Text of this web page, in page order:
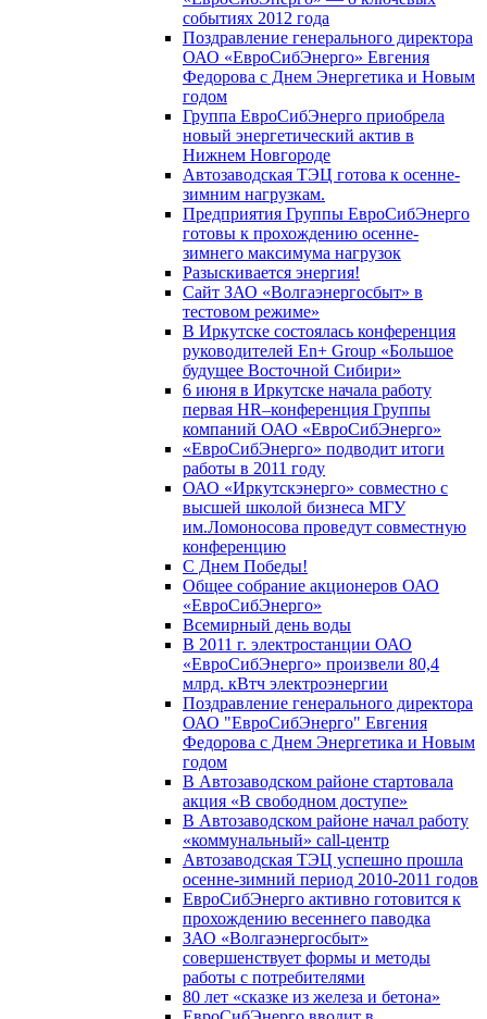
событиях 2012 года
Поздравление генерального директора
ОАО «ЕвроСибЭнерго» Евгения
Федорова с Днем Энергетика и Новым
годом
Группа ЕвроСибЭнерго приобрела
новый энергетический актив в
Нижнем Новгороде
Автозаводская ТЭЦ готова к осенне-
зимним нагрузкам.
Предприятия Группы ЕвроСибЭнерго
готовы к прохождению осенне-
зимнего максимума нагрузок
Разыскивается энергия!
Сайт ЗАО «Волгаэнергосбыт» в
тестовом режиме»
В Иркутске состоялась конференция
руководителей En+ Group «Большое
будущее Восточной Сибири»
6 июня в Иркутске начала работу
первая HR–конференция Группы
компаний ОАО «ЕвроСибЭнерго»
«ЕвроСибЭнерго» подводит итоги
работы в 2011 году
ОАО «Иркутскэнерго» совместно с
высшей школой бизнеса МГУ
им.Ломоносова проведут совместную
конференцию
С Днем Победы!
Общее собрание акционеров ОАО
«ЕвроСибЭнерго»
Всемирный день воды
В 2011 г. электростанции ОАО
«ЕвроСибЭнерго» произвели 80,4
млрд. кВтч электроэнергии
Поздравление генерального директора
ОАО "ЕвроСибЭнерго" Евгения
Федорова с Днем Энергетика и Новым
годом
В Автозаводском районе стартовала
акция «В свободном доступе»
В Автозаводском районе начал работу
«коммунальный» call-центр
Автозаводская ТЭЦ успешно прошла
осенне-зимний период 2010-2011 годов
ЕвроСибЭнерго активно готовится к
прохождению весеннего паводка
ЗАО «Волгаэнергосбыт»
совершенствует формы и методы
работы с потребителями
80 лет «сказке из железа и бетона»